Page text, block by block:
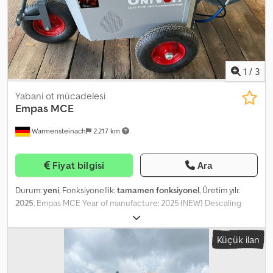
1 / 3
Warmensteinach 2.217 km
Yabani ot mücadelesi
Empas MCE
Fiyat bilgisi Ara
Durum:yeni, Fonksiyonellik:tamamen fonksiyonel, Üretim yılı:
2025, Empas MCE Year of manufacture: 2025 (NEW) Descaling
system: MCE RAL color: Deep Orange Central injector
Dksdpfsytbmwox Amvsr Capacity: 9 liters per minute Diesel tank:
23 liters Water temperature: 102°C Pressure cleaning: max. 110 bar
Pressure for weed control: max. 1.5 - 2 bar 20-meter hose on
spring reel 10-meter power cable Working gun with lance -
Küçük ilan